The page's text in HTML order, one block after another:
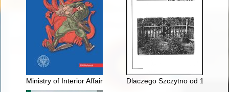
Ministry of Interior Affairs of the Second Republic of Poland
Dlaczego Szczytno od 1616